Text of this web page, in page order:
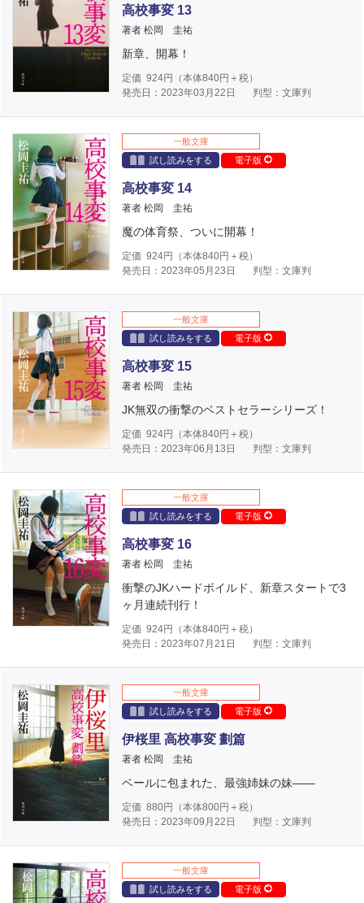
高校事変 13
著者 松岡 圭祐
新章、開幕！
定価 924円（本体840円＋税）
発売日：2023年03月22日
判型：文庫判
一般文庫
試し読みをする
電子版
高校事変 14
著者 松岡 圭祐
魔の体育祭、ついに開幕！
定価 924円（本体840円＋税）
発売日：2023年05月23日
判型：文庫判
一般文庫
試し読みをする
電子版
高校事変 15
著者 松岡 圭祐
JK無双の衝撃のベストセラーシリーズ！
定価 924円（本体840円＋税）
発売日：2023年06月13日
判型：文庫判
一般文庫
試し読みをする
電子版
高校事変 16
著者 松岡 圭祐
衝撃のJKハードボイルド、新章スタートで3
ヶ月連続刊行！
定価 924円（本体840円＋税）
発売日：2023年07月21日
判型：文庫判
一般文庫
試し読みをする
電子版
伊桜里 高校事変 劃篇
著者 松岡 圭祐
ベールに包まれた、最強姉妹の妹――
定価 880円（本体800円＋税）
発売日：2023年09月22日
判型：文庫判
一般文庫
試し読みをする
電子版